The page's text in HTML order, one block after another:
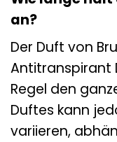
an?
Der Duft von
Antitranspirant
Regel den
Duftes kann
variieren,